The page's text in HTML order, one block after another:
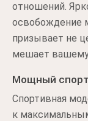
отношений.
освобождение
призывает не
мешает
Мощный
Спортивная
к